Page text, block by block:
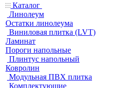
Каталог
Линолеум
Остатки линолеума
Виниловая плитка (LVT)
Ламинат
Пороги напольные
Плинтус напольный
Ковролин
Модульная ПВХ плитка
Комплектующие